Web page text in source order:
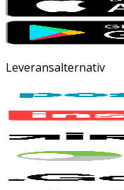
Leveransalternativ